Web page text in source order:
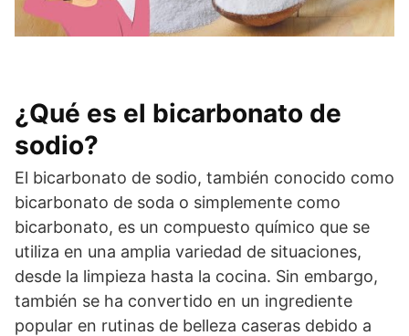
¿Qué es el bicarbonato de
sodio?
El bicarbonato de sodio, también conocido como
bicarbonato de soda o simplemente como
bicarbonato, es un compuesto químico que se
utiliza en una amplia variedad de situaciones,
desde la limpieza hasta la cocina. Sin embargo,
también se ha convertido en un ingrediente
popular en rutinas de belleza caseras debido a